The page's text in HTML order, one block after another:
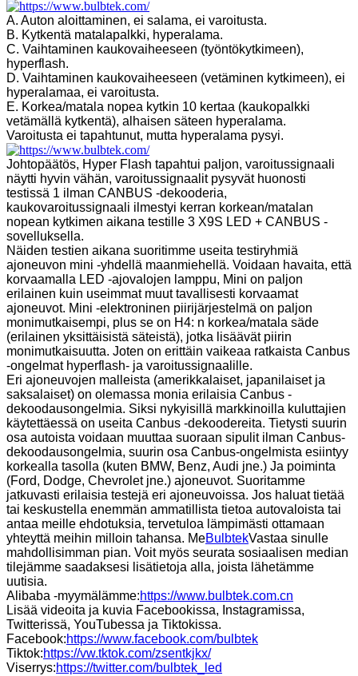
A. Auton aloittaminen, ei salama, ei varoitusta.
B. Kytkentä matalapalkki, hyperalama.
C. Vaihtaminen kaukovaiheeseen (työntökytkimeen),
hyperflash.
D. Vaihtaminen kaukovaiheeseen (vetäminen kytkimeen), ei
hyperalamaa, ei varoitusta.
E. Korkea/matala nopea kytkin 10 kertaa (kaukopalkki
vetämällä kytkentä), alhaisen säteen hyperalama.
Varoitusta ei tapahtunut, mutta hyperalama pysyi.
Johtopäätös, Hyper Flash tapahtui paljon, varoitussignaali
näytti hyvin vähän, varoitussignaalit pysyvät huonosti
testissä 1 ilman CANBUS -dekooderia,
kaukovaroitussignaali ilmestyi kerran korkean/matalan
nopean kytkimen aikana testille 3 X9S LED + CANBUS -
sovelluksella.
Näiden testien aikana suoritimme useita testiryhmiä
ajoneuvon mini -yhdellä maanmiehellä. Voidaan havaita, että
korvaamalla LED -ajovalojen lamppu, Mini on paljon
erilainen kuin useimmat muut tavallisesti korvaamat
ajoneuvot. Mini -elektroninen piirijärjestelmä on paljon
monimutkaisempi, plus se on H4: n korkea/matala säde
(erilainen yksittäisistä säteistä), jotka lisäävät piirin
monimutkaisuutta. Joten on erittäin vaikeaa ratkaista Canbus
-ongelmat hyperflash- ja varoitussignaalille.
Eri ajoneuvojen malleista (amerikkalaiset, japanilaiset ja
saksalaiset) on olemassa monia erilaisia ​​Canbus -
dekoodausongelmia. Siksi nykyisillä markkinoilla kuluttajien
käytettäessä on useita Canbus -dekoodereita. Tietysti suurin
osa autoista voidaan muuttaa suoraan sipulit ilman Canbus-
dekoodausongelmia, suurin osa Canbus-ongelmista esiintyy
korkealla tasolla (kuten BMW, Benz, Audi jne.) Ja poiminta
(Ford, Dodge, Chevrolet jne.) ajoneuvot. Suoritamme
jatkuvasti erilaisia ​​testejä eri ajoneuvoissa. Jos haluat tietää
tai keskustella enemmän ammatillista tietoa autovaloista tai
antaa meille ehdotuksia, tervetuloa lämpimästi ottamaan
yhteyttä meihin milloin tahansa. MeBulbtekVastaa sinulle
mahdollisimman pian. Voit myös seurata sosiaalisen median
tilejämme saadaksesi lisätietoja alla, joista lähetämme
uutisia.
Alibaba -myymälämme:https://www.bulbtek.com.cn
Lisää videoita ja kuvia Facebookissa, Instagramissa,
Twitterissä, YouTubessa ja Tiktokissa.
Facebook:https://www.facebook.com/bulbtek
Tiktok:https://vw.tktok.com/zsentkjkx/
Viserrys:https://twitter.com/bulbtek_led